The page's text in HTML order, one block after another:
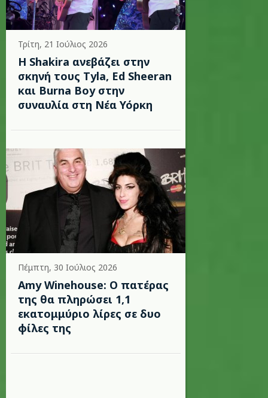
Τρίτη, 21 Ιούλιος 2026
Η Shakira ανεβάζει στην
σκηνή τους Tyla, Ed Sheeran
και Burna Boy στην
συναυλία στη Νέα Υόρκη
Πέμπτη, 30 Ιούλιος 2026
Amy Winehouse: Ο πατέρας
της θα πληρώσει 1,1
εκατομμύριο λίρες σε δυο
φίλες της